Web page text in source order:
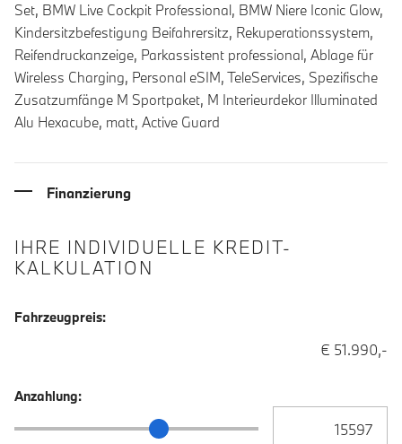
Set, BMW Live Cockpit Professional, BMW Niere Iconic Glow,
Kindersitzbefestigung Beifahrersitz, Rekuperationssystem,
Reifendruckanzeige, Parkassistent professional, Ablage für
Wireless Charging, Personal eSIM, TeleServices, Spezifische
Zusatzumfänge M Sportpaket, M Interieurdekor Illuminated
Alu Hexacube, matt, Active Guard
Finanzierung
IHRE INDIVIDUELLE KREDIT-
KALKULATION
Fahrzeugpreis:
€ 51.990,-
Anzahlung:
Anzahlung Schieberegler